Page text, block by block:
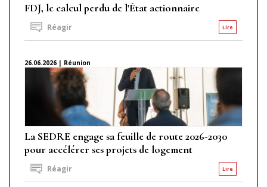
FDJ, le calcul perdu de l'État actionnaire
Lire
Réagir
26.06.2026 | Réunion
La SEDRE engage sa feuille de route 2026-2030
pour accélérer ses projets de logement
Lire
Réagir